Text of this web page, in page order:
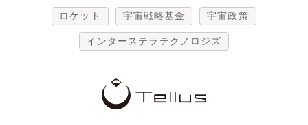
ロケット 宇宙戦略基金 宇宙政策
インターステラテクノロジズ